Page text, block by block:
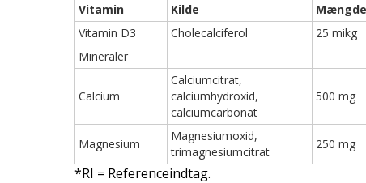
Vitamin
Kilde Mængde
Vitamin D3
Cholecalciferol 25 mikg
Mineraler
Calcium
Calciumcitrat,
calciumhydroxid,
calciumcarbonat
500 mg
Magnesium
Magnesiumoxid,
trimagnesiumcitrat
250 mg
*RI = Referenceindtag.